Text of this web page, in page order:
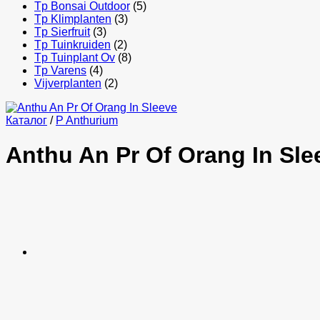
Tp Bonsai Outdoor (5)
Tp Klimplanten (3)
Tp Sierfruit (3)
Tp Tuinkruiden (2)
Tp Tuinplant Ov (8)
Tp Varens (4)
Vijverplanten (2)
Каталог / P Anthurium
Anthu An Pr Of Orang In